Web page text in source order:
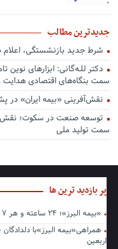
جدیدترین مطالب
شرط جدید بازنشستگی،
دکتر للـه‌گانی: ابزارهای نوین
سمت بنگاه‌های اقتصادی
نقش‌آفرینی «بیمه ایران» در
توسعه صنعت در سکوت؛ نقش
سمت تولید ملی
پر بازدید ترین ها
«بیمه البرز»؛ ۲۴ ساعته و هر ۷ روز هفته پاسخگوی بیمه‌گزاران است
همراهی«بیمه البرز»با
اربعین